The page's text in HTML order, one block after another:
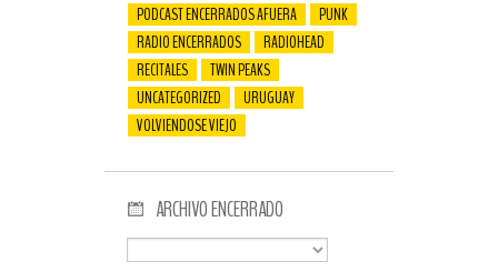
PODCAST ENCERRADOS AFUERA
PUNK
RADIO ENCERRADOS
RADIOHEAD
RECITALES
TWIN PEAKS
UNCATEGORIZED
URUGUAY
VOLVIENDOSE VIEJO
ARCHIVO ENCERRADO